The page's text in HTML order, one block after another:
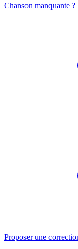
Chanson manquante
Proposer une